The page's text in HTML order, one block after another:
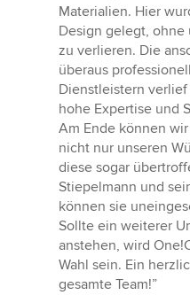
Materialien. Hier
Design gelegt, ohne
zu verlieren. Die
überaus
Dienstleistern
hohe Expertise und
Am Ende können
nicht nur unseren
diese sogar
Stiepelmann und
können sie
Sollte ein weiterer
anstehen, wird
Wahl sein. Ein
gesamte Team!”